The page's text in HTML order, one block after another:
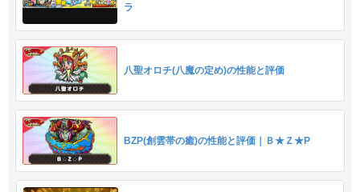
ラ
八聖オロチ(八魔の定め)の性能と評価
BZP(創雲帯の癒)の性能と評価｜Ｂ★Ｚ★P